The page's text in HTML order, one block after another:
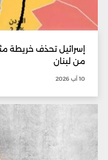
إسرائيل تحذف خريطة
من لبنان
10 آب 2026